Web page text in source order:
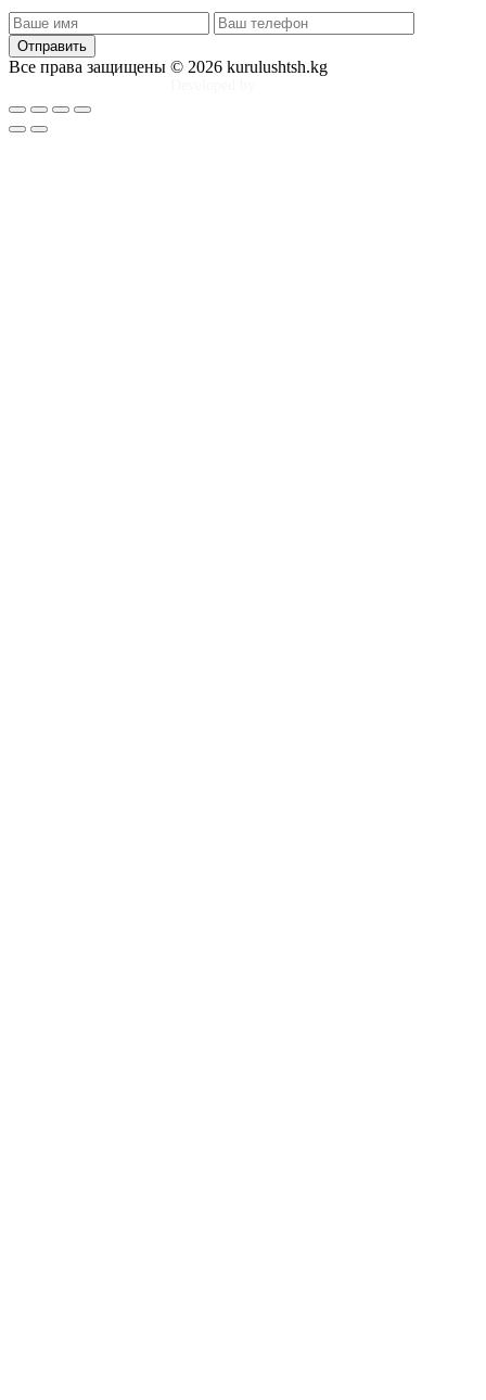
Отправить
Все права защищены © 2026 kurulushtsh.kg